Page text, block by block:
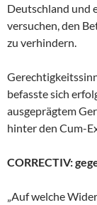
Deutschland und
versuchen, den
zu verhindern.
befasste sich
ausgeprägtem
hinter den Cum-
CORRECTIV:
„Auf welche